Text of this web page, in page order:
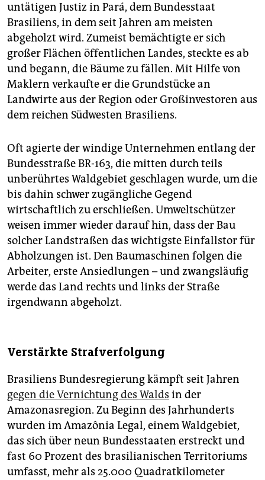
untätigen Justiz in Pará, dem Bundesstaat
Brasiliens, in dem seit Jahren am meisten
abgeholzt wird. Zumeist bemächtigte er sich
großer Flächen öffentlichen Landes, steckte es ab
und begann, die Bäume zu fällen. Mit Hilfe von
Maklern verkaufte er die Grundstücke an
Landwirte aus der Region oder Großinvestoren aus
dem reichen Südwesten Brasiliens.
Oft agierte der windige Unternehmen entlang der
Bundesstraße BR-163, die mitten durch teils
unberührtes Waldgebiet geschlagen wurde, um die
bis dahin schwer zugängliche Gegend
wirtschaftlich zu erschließen. Umweltschützer
weisen immer wieder darauf hin, dass der Bau
solcher Landstraßen das wichtigste Einfallstor für
Abholzungen ist. Den Baumaschinen folgen die
Arbeiter, erste Ansiedlungen – und zwangsläufig
werde das Land rechts und links der Straße
irgendwann abgeholzt.
Verstärkte Strafverfolgung
Brasiliens Bundesregierung kämpft seit Jahren
gegen die Vernichtung des Walds in der
Amazonasregion. Zu Beginn des Jahrhunderts
wurden im Amazônia Legal, einem Waldgebiet,
das sich über neun Bundesstaaten erstreckt und
fast 60 Prozent des brasilianischen Territoriums
umfasst, mehr als 25.000 Quadratkilometer